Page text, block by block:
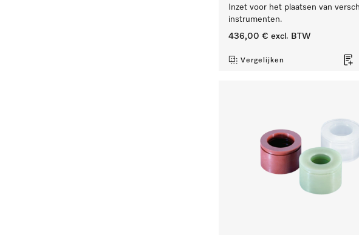
Inzet voor het plaatsen van
instrumenten.
436,00 € excl. BTW
Vergelijken